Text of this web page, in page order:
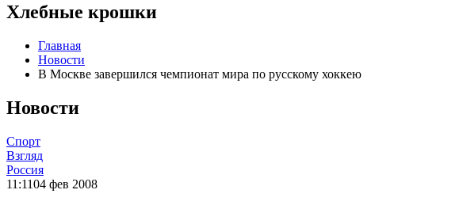
Хлебные крошки
Главная
Новости
В Москве завершился чемпионат мира по русскому хоккею
Новости
Спорт
Взгляд
Россия
11:1104 фев 2008